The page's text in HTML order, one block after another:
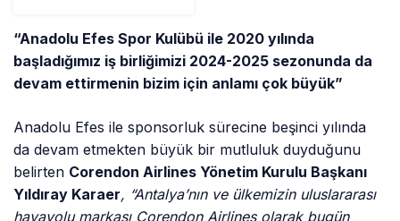
“Anadolu Efes Spor Kulübü ile 2020 yılında
başladığımız iş birliğimizi 2024-2025 sezonunda da
devam ettirmenin bizim için anlamı çok büyük”
Anadolu Efes ile sponsorluk sürecine beşinci yılında
da devam etmekten büyük bir mutluluk duyduğunu
belirten Corendon Airlines Yönetim Kurulu Başkanı
Yıldıray Karaer, “Antalya’nın ve ülkemizin uluslararası
havayolu markası Corendon Airlines olarak bugün